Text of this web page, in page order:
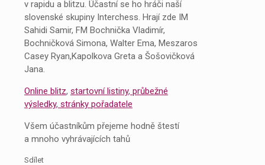
v rapidu a blitzu. Účastní se ho hráči naší
slovenské skupiny Interchess. Hrají zde IM
Sahidi Samir, FM Bochnička Vladimír,
Bochničková Simona, Walter Ema, Meszaros
Casey Ryan,Kapolkova Greta a Šošovičková
Jana.
Online blitz, startovní listiny, průbežné
výsledky, stránky pořadatele
Všem účastníkům přejeme hodně štestí
a mnoho vyhrávajících tahů
Sdílet